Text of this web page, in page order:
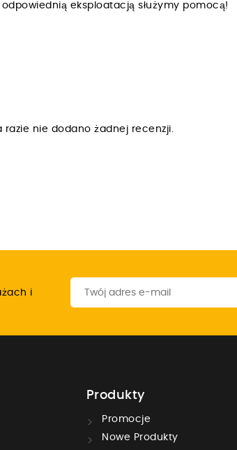
eksploatacją służymy pomocą!
razie nie dodano żadnej recenzji.
i
Produkty
Promocje
Nowe Produkty